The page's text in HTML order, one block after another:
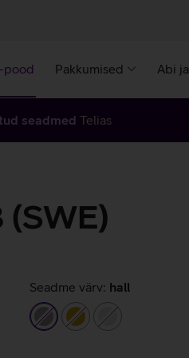
pood Pakkumised Abi
seadmed Telias
Seadme värv: hall
hall
kuldnehõbedane